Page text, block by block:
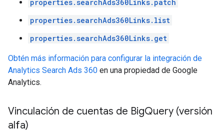
properties.searchAds360Links.patch
properties.searchAds360Links.list
properties.searchAds360Links.get
Obtén más información para configurar la integración de
Analytics Search Ads 360 en una propiedad de Google
Analytics.
Vinculación de cuentas de BigQuery (versión
alfa)